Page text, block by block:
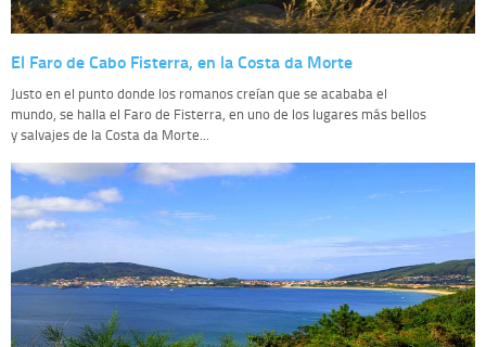
El Faro de Cabo Fisterra, en la Costa da Morte
Justo en el punto donde los romanos creían que se acababa el
mundo, se halla el Faro de Fisterra, en uno de los lugares más bellos
y salvajes de la Costa da Morte...